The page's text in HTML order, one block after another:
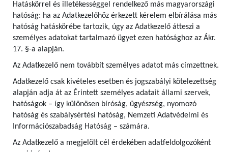
Hatáskörrel és illetékességgel rendelkező más magyarországi
hatóság: ha az Adatkezelőhöz érkezett kérelem elbírálása más
hatóság hatáskörébe tartozik, úgy az Adatkezelő átteszi a
személyes adatokat tartalmazó ügyet ezen hatósághoz az Ákr.
17. §-a alapján.
Az Adatkezelő nem továbbít személyes adatot más címzettnek.
Adatkezelő csak kivételes esetben és jogszabályi kötelezettség
alapján adja át az Érintett személyes adatait állami szervek,
hatóságok – így különösen bíróság, ügyészség, nyomozó
hatóság és szabálysértési hatóság, Nemzeti Adatvédelmi és
Információszabadság Hatóság – számára.
Az Adatkezelő a megjelölt cél érdekében adatfeldolgozóként